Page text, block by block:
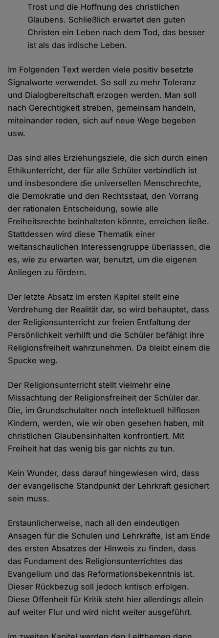
Trost und die Hoffnung des christlichen
Glaubens. Schließlich erwartet den guten
Christen ein Leben nach dem Tod, das besser
ist als das irdische Leben.
Im Folgenden Text werden viele positiv besetzte
Signalworte verwendet. So soll zu mehr Toleranz
und Dialogbereitschaft erzogen werden. Man soll
nach Gerechtigkeit streben, gemeinsam handeln,
miteinander reden, sich auf neue Wege begeben
usw.
Das sind alles Erziehungsziele, die sich durch einen
Ethikunterricht, der für alle Schüler verbindlich ist
und insbesondere die universellen Menschrechte,
die Demokratie und den Rechtsstaat, den Vorrang
der rationalen Entscheidung, sowie alle
Freiheitsrechte beinhalteten könnte, erreichen ließe.
Stattdessen wird diese Thematik einer
weltanschaulichen Interessengruppe überlassen, die
es, wie zu erwarten war, benutzt, um die eigenen
Anliegen zu fördern.
Der letzte Absatz im ersten Kapitel stellt eine
Verdrehung der Realität dar, so wird behauptet, dass
der Religionsunterricht zur freien Entfaltung der
Persönlichkeit verhilft und die Schüler befähigt ihre
Religionsfreiheit wahrzunehmen. Da bleibt einem die
Spucke weg.
Der Religionsunterricht stellt vielmehr eine
Missachtung der Religionsfreiheit der Schüler dar.
Die, im Grundschulalter noch intellektuell hilflosen
Kindern, werden, wie wir oben gesehen haben, mit
christlichen Glaubensinhalten konfrontiert. Mit
Freiheit hat das wenig bis gar nichts zu tun.
Kein Wunder, dass darauf hingewiesen wird, dass
der evangelische Standpunkt der Lehrkraft gesichert
sein muss.
Erstaunlicherweise, nach all den eindeutigen
Ansagen für die Schulen und Lehrkräfte, ist am Ende
des ersten Absatzes der Hinweis zu finden, dass
das Fundament des Religionsunterrichtes das
Evangelium und das Reformationsbekenntnis ist.
Dieser Rückbezug soll jedoch kritisch erfolgen.
Diese Offenheit für Kritik steht hier allerdings allein
auf weiter Flur und wird nicht weiter ausgeführt.